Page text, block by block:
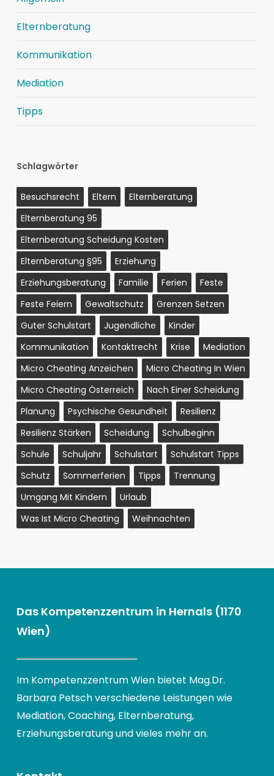
Elternberatung
Kommunikation
Mediation
Tipps
Schlagwörter
Besuchsrecht Eltern
Elternberatung
Elternberatung 95
Elternberatung Scheidung Kosten
Elternberatung §95
Erziehung
Erziehungsberatung
Familie Ferien
Feste
Feste Feiern
Gewaltschutz
Grenzen Setzen
Guter Schulstart
Jugendliche
Kinder
Kommunikation
Kontaktrecht Krise
Mediation
Micro Cheating Anzeichen
Micro Cheating In Wien
Micro Cheating Österreich
Nach Einer Scheidung
Planung
Psychische Gesundheit
Resilienz
Resilienz Stärken
Scheidung
Schulbeginn
Schule
Schuljahr Schulstart
Schulstart Tipps
Schutz
Sommerferien Tipps
Trennung
Umgang Mit Kindern
Urlaub
Was Ist Micro Cheating
Weihnachten
Das Kompetenzzentrum in Hernals (1170
Wien)
Im Kompetenzzentrum Wien bietet Mag.Dr.
Barbara Petsch verschiedene Leistungen wie
Mediation, Coaching, Elternberatung,
Erziehungsberatung und vieles mehr an.